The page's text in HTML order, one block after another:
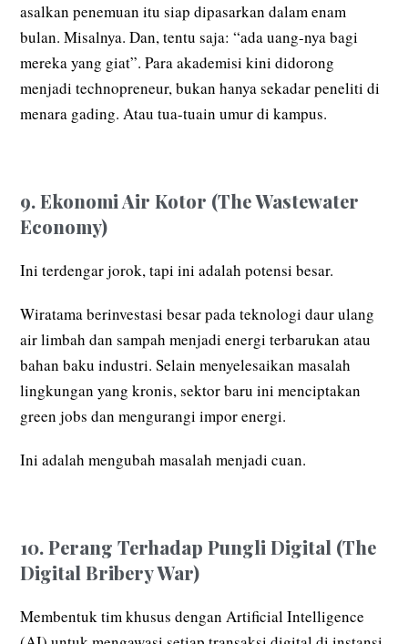
asalkan penemuan itu siap dipasarkan dalam enam
bulan. Misalnya. Dan, tentu saja: “ada uang-nya bagi
mereka yang giat”. Para akademisi kini didorong
menjadi technopreneur, bukan hanya sekadar peneliti di
menara gading. Atau tua-tuain umur di kampus.
9. Ekonomi Air Kotor (The Wastewater
Economy)
Ini terdengar jorok, tapi ini adalah potensi besar.
Wiratama berinvestasi besar pada teknologi daur ulang
air limbah dan sampah menjadi energi terbarukan atau
bahan baku industri. Selain menyelesaikan masalah
lingkungan yang kronis, sektor baru ini menciptakan
green jobs dan mengurangi impor energi.
Ini adalah mengubah masalah menjadi cuan.
10. Perang Terhadap Pungli Digital (The
Digital Bribery War)
Membentuk tim khusus dengan Artificial Intelligence